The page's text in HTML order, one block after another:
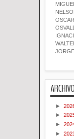
MIGUEL
ARCHIVO
►
►
►
►